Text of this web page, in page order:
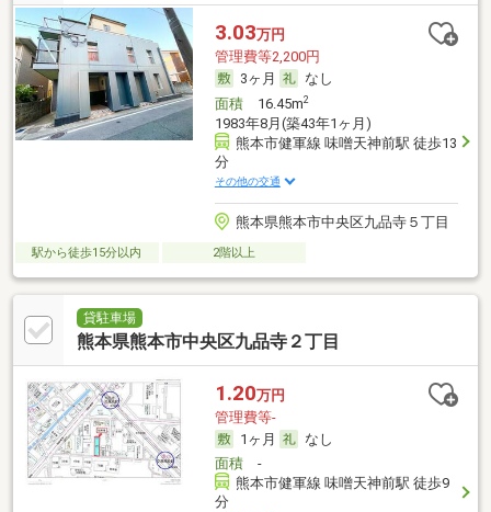
3.03万円
管理費等2,200円
3ヶ月
なし
面積16.45m2
1983年8月(築43年1ヶ月)
熊本市健軍線 味噌天神前駅 徒歩13
分
その他の交通
熊本県熊本市中央区九品寺５丁目
駅から徒歩15分以内 2階以上
貸駐車場
熊本県熊本市中央区九品寺２丁目
1.20万円
管理費等-
1ヶ月
なし
面積-
熊本市健軍線 味噌天神前駅 徒歩9
分